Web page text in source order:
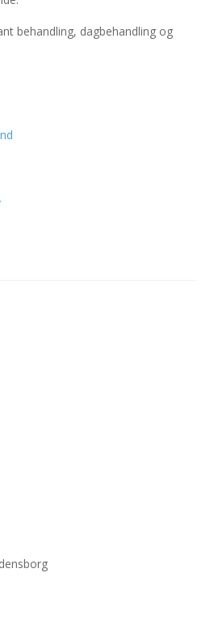
behandling, dagbehandling og